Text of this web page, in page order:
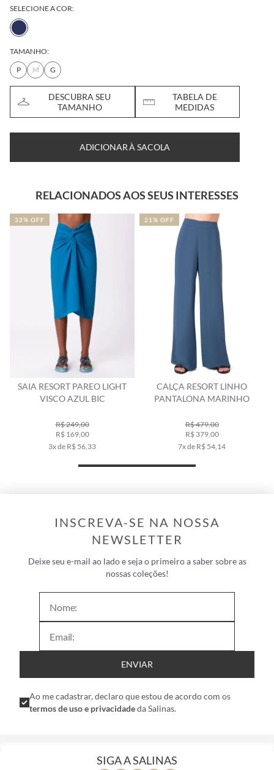
SELECIONE A COR:
TAMANHO:
P
M G
DESCUBRA SEU
TAMANHO
TABELA DE
MEDIDAS
ADICIONAR À SACOLA
RELACIONADOS AOS SEUS INTERESSES
SAIA RESORT PAREO LIGHT
VISCO AZUL BIC
R$ 249,00
R$ 169,00
3x de R$ 56,33
32% OFF
CALÇA RESORT LINHO
PANTALONA MARINHO
R$ 479,00
R$ 379,00
7x de R$ 54,14
21% OFF
INSCREVA-SE NA NOSSA
NEWSLETTER
Deixe seu e-mail ao lado e seja o primeiro a saber sobre as
nossas coleções!
ENVIAR
Ao me cadastrar, declaro que estou de acordo com os
termos de uso e privacidadeda Salinas.
SIGA A SALINAS